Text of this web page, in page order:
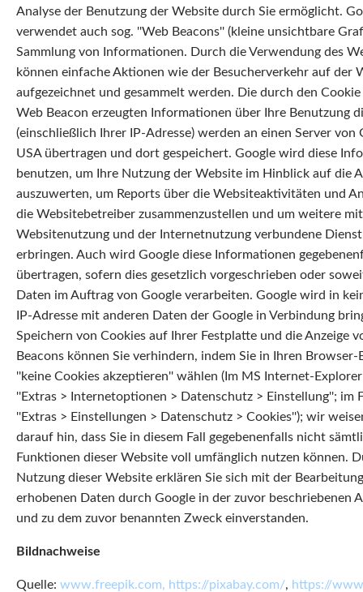
Analyse der Benutzung der Website durch Sie ermöglicht.
verwendet auch sog. ''Web Beacons'' (kleine unsichtbare
Sammlung von Informationen. Durch die Verwendung des
können einfache Aktionen wie der Besucherverkehr auf der
aufgezeichnet und gesammelt werden. Die durch den
Web Beacon erzeugten Informationen über Ihre Benutzung
(einschließlich Ihrer IP-Adresse) werden an einen Server von
USA übertragen und dort gespeichert. Google wird diese
benutzen, um Ihre Nutzung der Website im Hinblick auf die
auszuwerten, um Reports über die Websiteaktivitäten und
die Websitebetreiber zusammenzustellen und um weitere
Websitenutzung und der Internetnutzung verbundene
erbringen. Auch wird Google diese Informationen
übertragen, sofern dies gesetzlich vorgeschrieben oder
Daten im Auftrag von Google verarbeiten. Google wird in
IP-Adresse mit anderen Daten der Google in Verbindung
Speichern von Cookies auf Ihrer Festplatte und die Anzeige
Beacons können Sie verhindern, indem Sie in Ihren Browser-
''keine Cookies akzeptieren'' wählen (Im MS Internet-
''Extras > Internetoptionen > Datenschutz > Einstellung''; im
''Extras > Einstellungen > Datenschutz > Cookies''); wir
darauf hin, dass Sie in diesem Fall gegebenenfalls nicht
Funktionen dieser Website voll umfänglich nutzen können.
Nutzung dieser Website erklären Sie sich mit der
erhobenen Daten durch Google in der zuvor beschriebenen
und zu dem zuvor benannten Zweck einverstanden.
Bildnachweise
Quelle: www.freepik.com, https://pixabay.com/, https://